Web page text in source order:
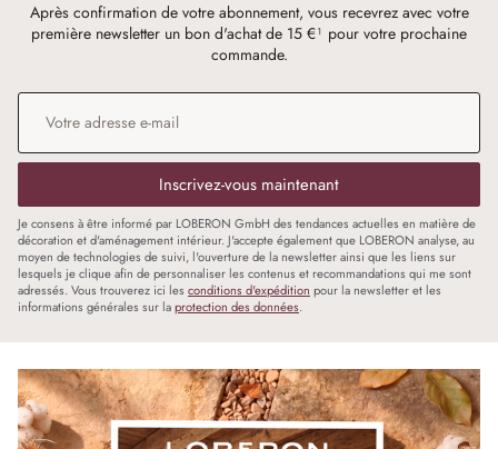
Après confirmation de votre abonnement, vous recevrez avec votre
première newsletter un bon d'achat de 15 €¹ pour votre prochaine
commande.
Adresse e-mail
Inscrivez-vous maintenant
Je consens à être informé par LOBERON GmbH des tendances actuelles en matière de
décoration et d'aménagement intérieur. J'accepte également que LOBERON analyse, au
moyen de technologies de suivi, l'ouverture de la newsletter ainsi que les liens sur
lesquels je clique afin de personnaliser les contenus et recommandations qui me sont
adressés. Vous trouverez ici les conditions d'expédition pour la newsletter et les
informations générales sur laprotection des données.